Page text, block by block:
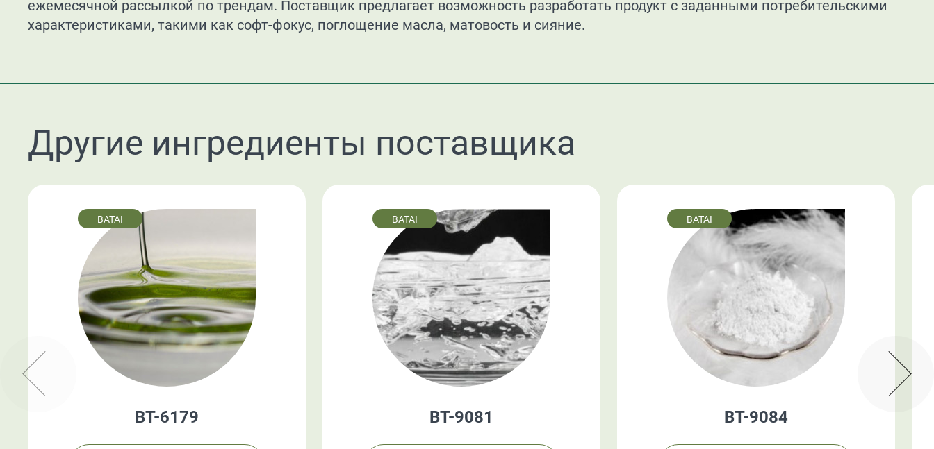
ежемесячной рассылкой по трендам. Поставщик предлагает возможность разработать продукт с заданными потребительскими
характеристиками, такими как софт-фокус, поглощение масла, матовость и сияние.
Другие ингредиенты поставщика
BATAI
BT-6179
BATAI
BT-9081
BATAI
BT-9084